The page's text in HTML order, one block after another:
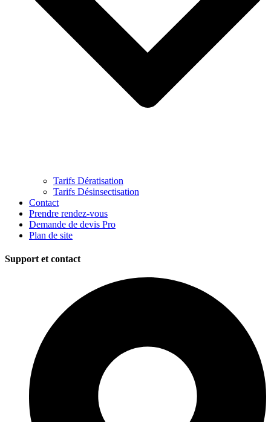
Tarifs Dératisation
Tarifs Désinsectisation
Contact
Prendre rendez-vous
Demande de devis Pro
Plan de site
Support et contact